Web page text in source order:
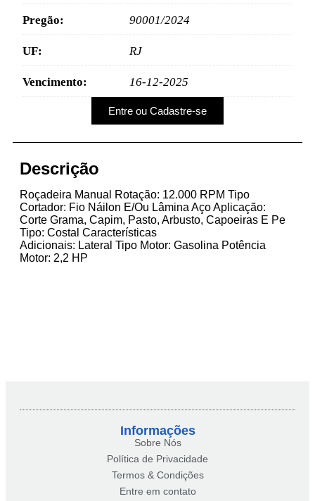
Pregão: 90001/2024
UF: RJ
Vencimento: 16-12-2025
Entre ou Cadastre-se
Descrição
Roçadeira Manual Rotação: 12.000 RPM Tipo
Cortador: Fio Náilon E/Ou Lâmina Aço Aplicação:
Corte Grama, Capim, Pasto, Arbusto, Capoeiras E Pe
Tipo: Costal Características
Adicionais: Lateral Tipo Motor: Gasolina Potência
Motor: 2,2 HP
Informações
Sobre Nós
Política de Privacidade
Termos & Condições
Entre em contato